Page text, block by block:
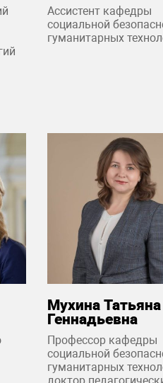
Ассистент кафедры
социальной
гуманитарных
Мухина Татьяна
Геннадьевна
Профессор кафедры
социальной
гуманитарных